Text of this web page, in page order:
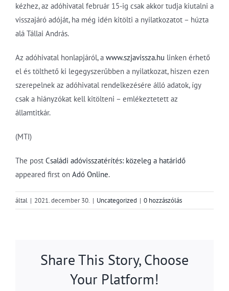
kézhez, az adóhivatal február 15-ig csak akkor tudja kiutalni a
visszajáró adóját, ha még idén kitölti a nyilatkozatot – húzta
alá Tállai András.
Az adóhivatal honlapjáról, a www.szjavissza.hu linken érhető
el és tölthető ki legegyszerűbben a nyilatkozat, hiszen ezen
szerepelnek az adóhivatal rendelkezésére álló adatok, így
csak a hiányzókat kell kitölteni – emlékeztetett az
államtitkár.
(MTI)
The post Családi adóvisszatérítés: közeleg a határidő
appeared first on Adó Online.
által | 2021. december 30. | Uncategorized | 0 hozzászólás
Share This Story, Choose
Your Platform!